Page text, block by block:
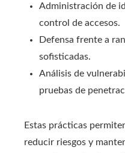
Administración de
control de accesos.
Defensa frente a
sofisticadas.
Análisis de
pruebas de
Estas prácticas
reducir riesgos y